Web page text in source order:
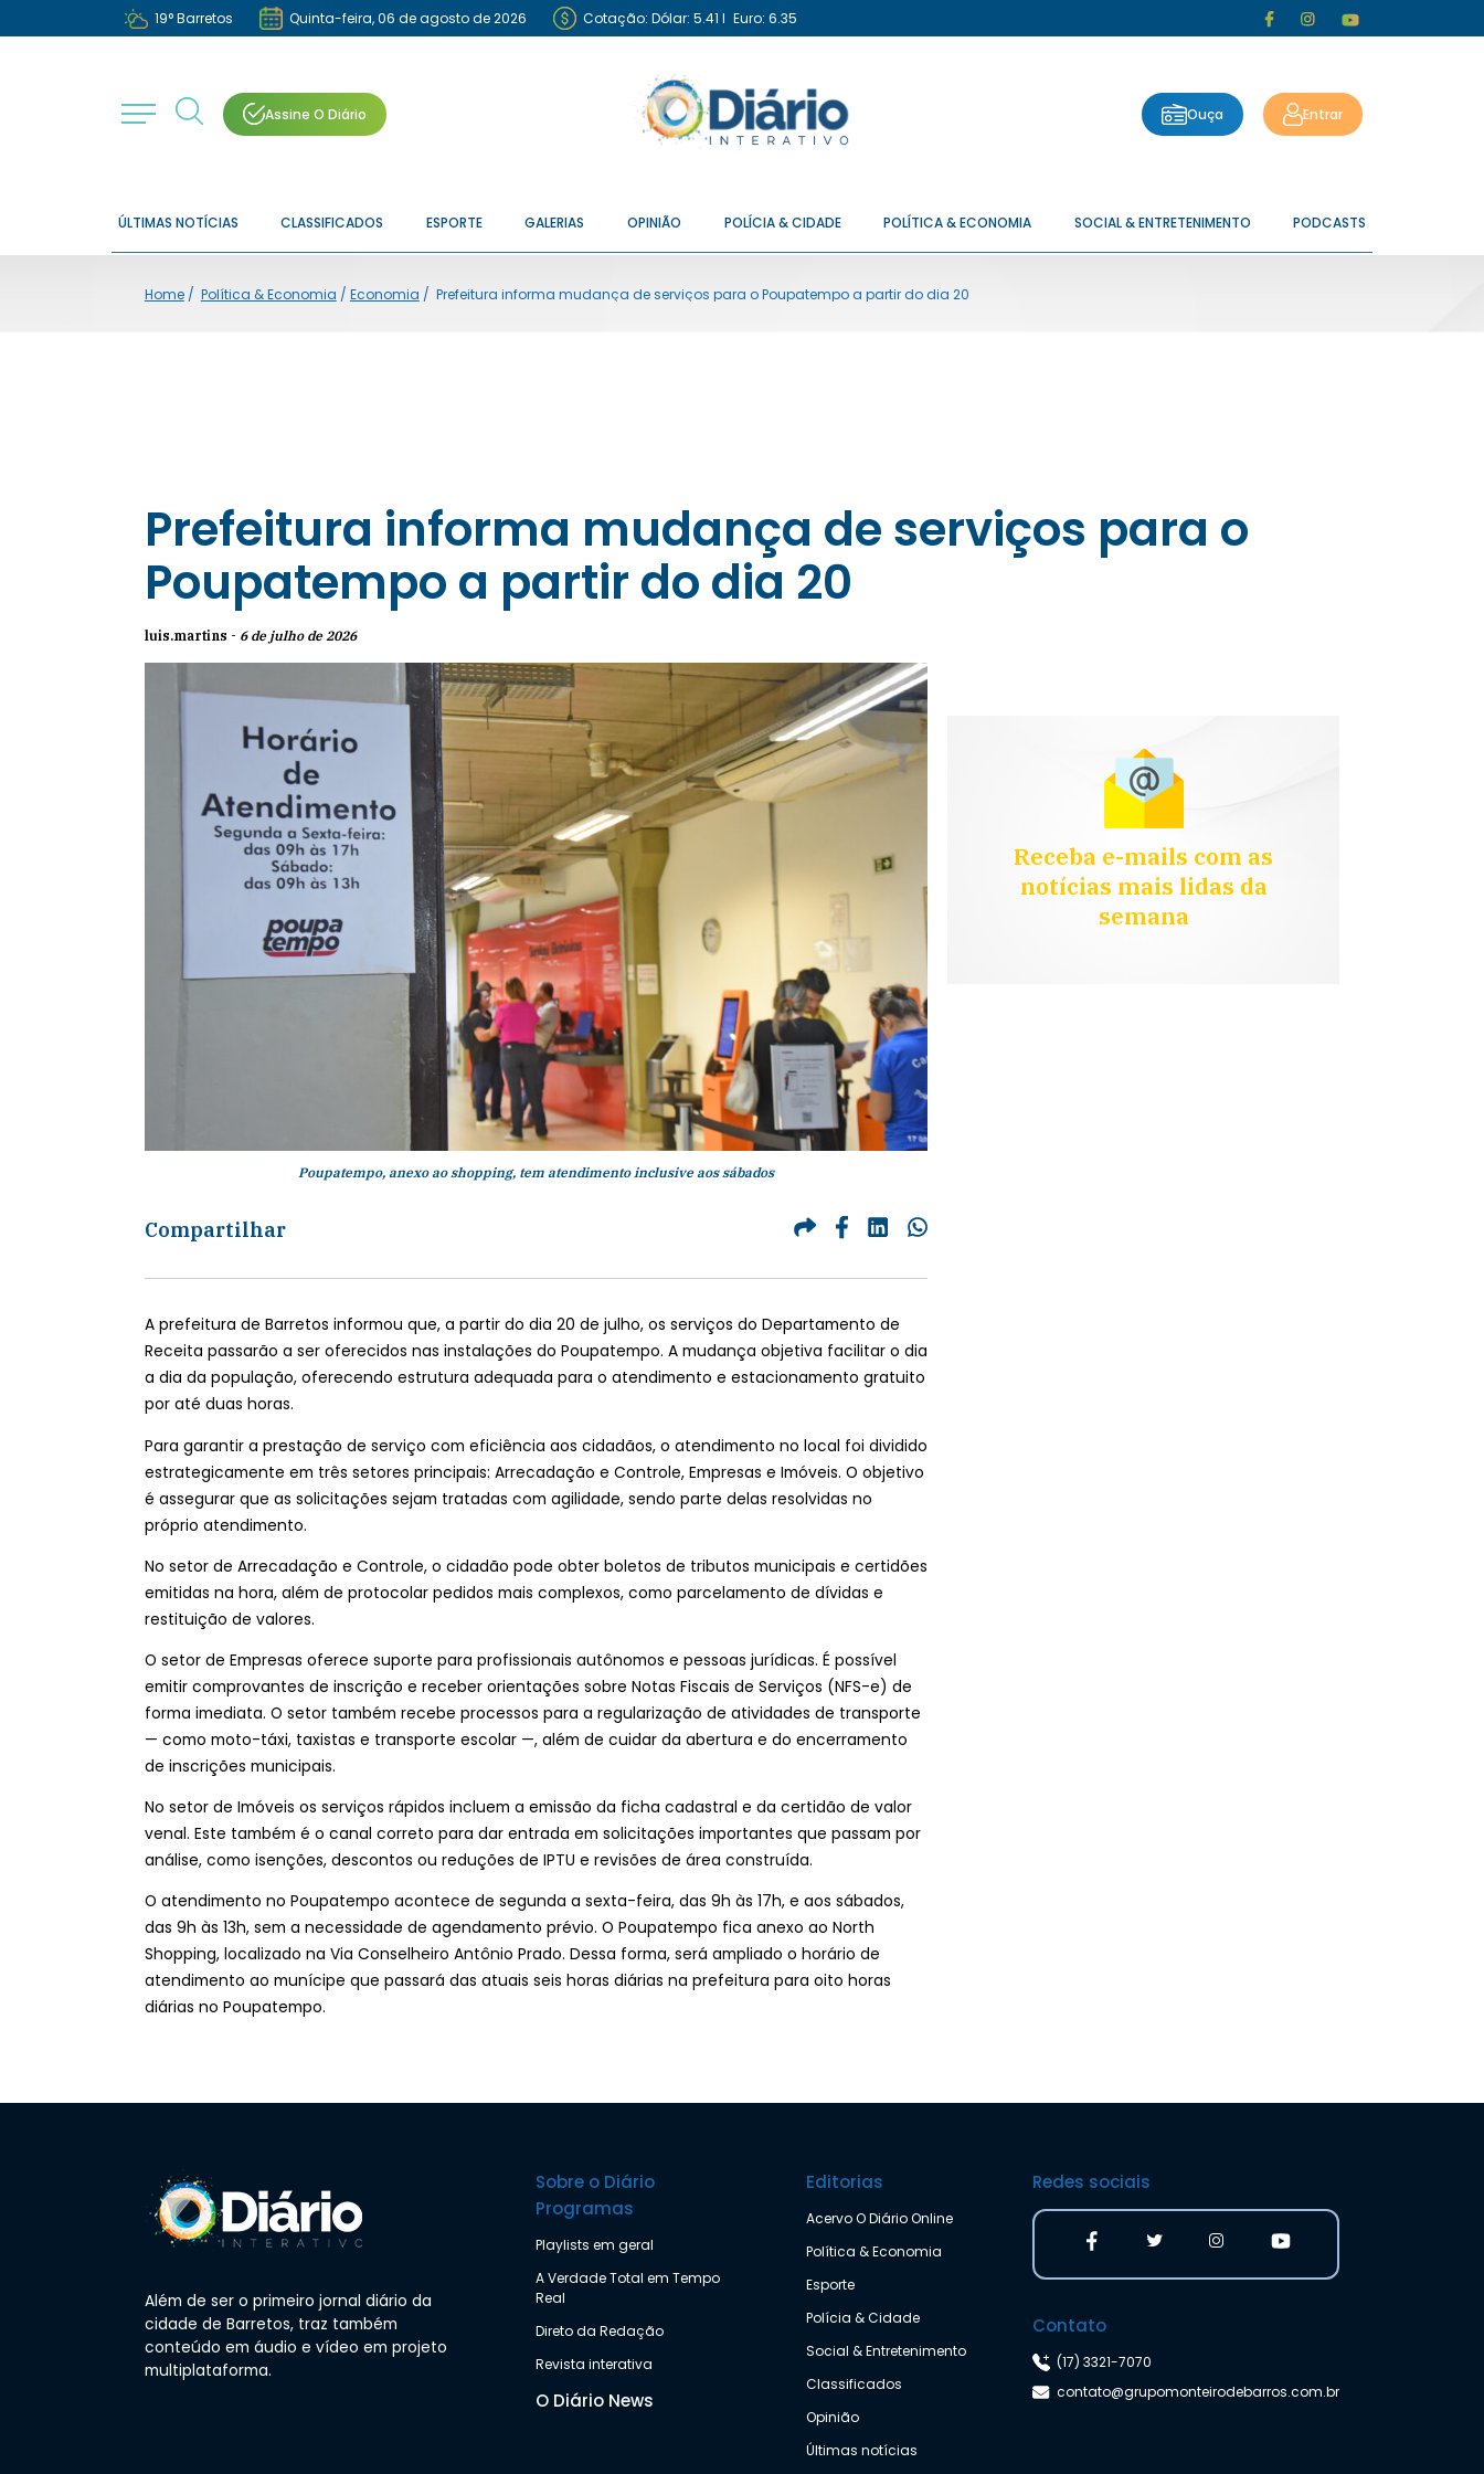
19°Barretos Quinta-feira, 06 de agosto de 2026 Cotação: Dólar: 5.41 I Euro: 6.35
Assine O Diário Ouça Entrar
ÚLTIMAS NOTÍCIAS CLASSIFICADOS ESPORTE GALERIAS OPINIÃO POLÍCIA & CIDADE POLÍTICA & ECONOMIA SOCIAL & ENTRETENIMENTO PODCASTS
Home/ Política & Economia / Economia / Prefeitura informa mudança de serviços para o Poupatempo a partir do dia 20
Prefeitura informa mudança de serviços para o
Poupatempo a partir do dia 20
luis.martins - 6 de julho de 2026
Poupatempo, anexo ao shopping, tem atendimento inclusive aos sábados
Compartilhar
A prefeitura de Barretos informou que, a partir do dia 20 de julho, os serviços do Departamento de
Receita passarão a ser oferecidos nas instalações do Poupatempo. A mudança objetiva facilitar o dia
a dia da população, oferecendo estrutura adequada para o atendimento e estacionamento gratuito
por até duas horas.
Para garantir a prestação de serviço com eficiência aos cidadãos, o atendimento no local foi dividido
estrategicamente em três setores principais: Arrecadação e Controle, Empresas e Imóveis. O objetivo
é assegurar que as solicitações sejam tratadas com agilidade, sendo parte delas resolvidas no
próprio atendimento.
No setor de Arrecadação e Controle, o cidadão pode obter boletos de tributos municipais e certidões
emitidas na hora, além de protocolar pedidos mais complexos, como parcelamento de dívidas e
restituição de valores.
O setor de Empresas oferece suporte para profissionais autônomos e pessoas jurídicas. É possível
emitir comprovantes de inscrição e receber orientações sobre Notas Fiscais de Serviços (NFS-e) de
forma imediata. O setor também recebe processos para a regularização de atividades de transporte
— como moto-táxi, taxistas e transporte escolar —, além de cuidar da abertura e do encerramento
de inscrições municipais.
No setor de Imóveis os serviços rápidos incluem a emissão da ficha cadastral e da certidão de valor
venal. Este também é o canal correto para dar entrada em solicitações importantes que passam por
análise, como isenções, descontos ou reduções de IPTU e revisões de área construída.
O atendimento no Poupatempo acontece de segunda a sexta-feira, das 9h às 17h, e aos sábados,
das 9h às 13h, sem a necessidade de agendamento prévio. O Poupatempo fica anexo ao North
Shopping, localizado na Via Conselheiro Antônio Prado. Dessa forma, será ampliado o horário de
atendimento ao munícipe que passará das atuais seis horas diárias na prefeitura para oito horas
diárias no Poupatempo.
Receba e-mails com as
notícias mais lidas da
semana
Além de ser o primeiro jornal diário da
cidade de Barretos, traz também
conteúdo em áudio e vídeo em projeto
multiplataforma.
Sobre o Diário
Programas
Playlists em geral
A Verdade Total em Tempo
Real
Direto da Redação
Revista interativa
O Diário News
Editorias
Acervo O Diário Online
Política & Economia
Esporte
Polícia & Cidade
Social & Entretenimento
Classificados
Opinião
Últimas notícias
Redes sociais
Contato
(17) 3321-7070
contato@grupomonteirodebarros.com.br